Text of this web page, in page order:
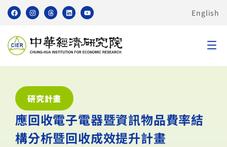
English
研究計畫
應回收電子電器暨資訊物品費率結
構分析暨回收成效提升計畫